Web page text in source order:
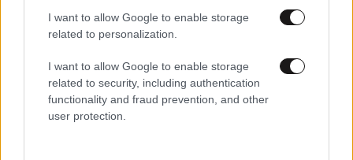
I want to allow Google to enable storage
related to personalization.
I want to allow Google to enable storage
related to security, including authentication
functionality and fraud prevention, and other
user protection.